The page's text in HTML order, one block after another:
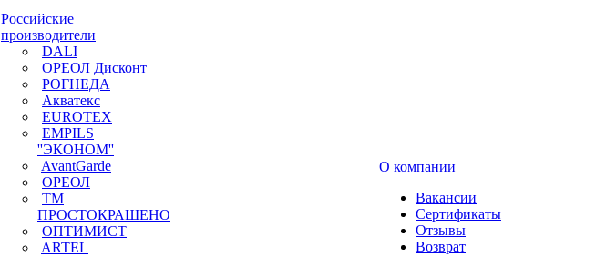
Российские
производители
DALI
ОРЕОЛ Дисконт
РОГНЕДА
Акватекс
EUROTEX
EMPILS
''ЭКОНОМ''
AvantGarde
ОРЕОЛ
ТМ
ПРОСТОКРАШЕНО
ОПТИМИСТ
ARTEL
О компании
Вакансии
Сертификаты
Отзывы
Возврат